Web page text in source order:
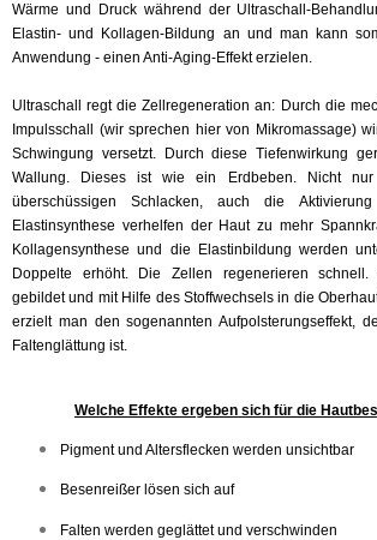
Wärme und Druck während der Ultraschall-
Elastin- und Kollagen-Bildung an und man kann
Anwendung - einen Anti-Aging-Effekt erzielen.
Ultraschall regt die Zellregeneration an: Durch die
Impulsschall (wir sprechen hier von Mikromassage)
Schwingung versetzt. Durch diese Tiefenwirkung
Wallung. Dieses ist wie ein Erdbeben. Nicht nur
überschüssigen Schlacken, auch die
Elastinsynthese verhelfen der Haut zu mehr
Kollagensynthese und die Elastinbildung werden
Doppelte erhöht. Die Zellen regenerieren
gebildet und mit Hilfe des Stoffwechsels in die
erzielt man den sogenannten Aufpolsterungseffekt,
Faltenglättung ist.
Welche Effekte ergeben sich für die
Pigment und Altersflecken werden unsichtbar
Besenreißer lösen sich auf
Falten werden geglättet und verschwinden